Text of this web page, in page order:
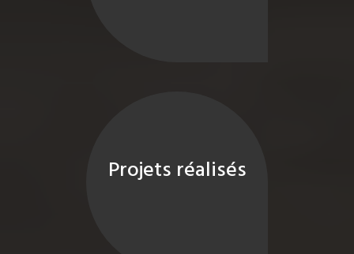
Projets réalisés